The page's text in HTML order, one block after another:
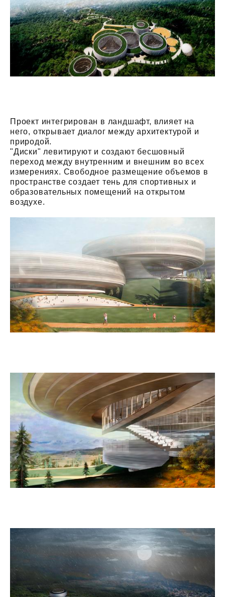
Проект интегрирован в ландшафт, влияет на
него, открывает диалог между архитектурой и
природой.
"Диски" левитируют и создают бесшовный
переход между внутренним и внешним во всех
измерениях. Свободное размещение объемов в
пространстве создает тень для спортивных и
образовательных помещений на открытом
воздухе.